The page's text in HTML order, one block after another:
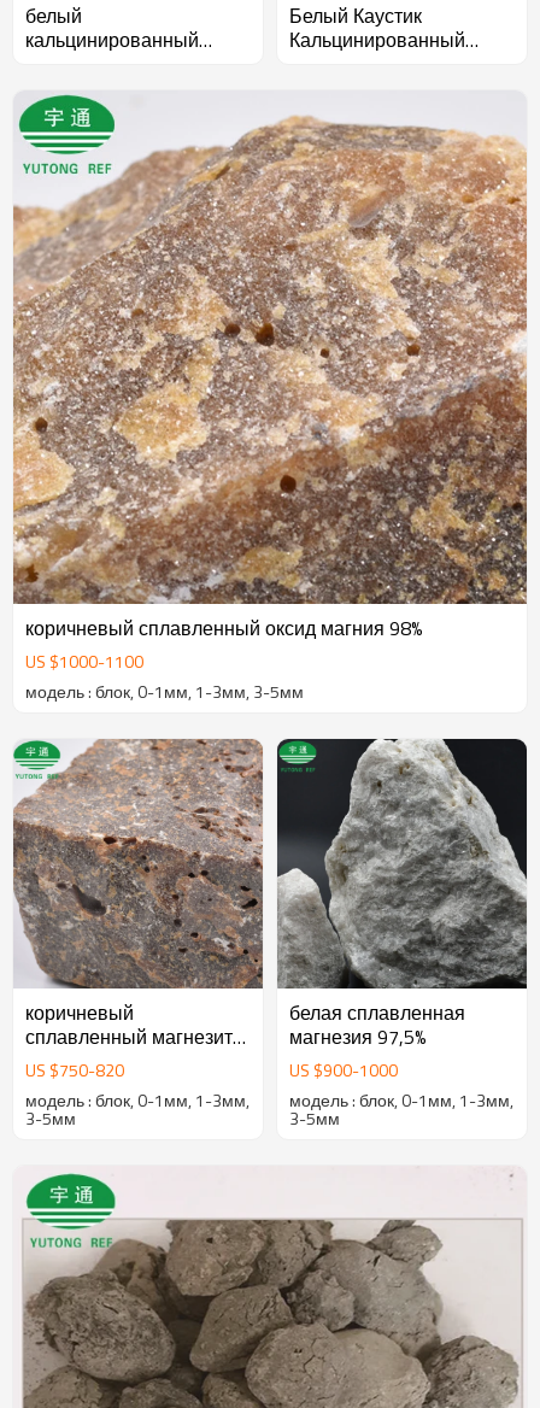
белый
кальцинированный
90%
Белый Каустик
Кальцинированный
коричневый сплавленный оксид магния 98%
US $1000-1100
модель : блок, 0-1мм, 1-3мм, 3-5мм
коричневый
сплавленный магнезит
97%
US $750-820
модель : блок, 0-1мм, 1-3мм,
3-5мм
белая сплавленная
магнезия 97,5%
US $900-1000
модель : блок, 0-1мм, 1-3мм,
3-5мм